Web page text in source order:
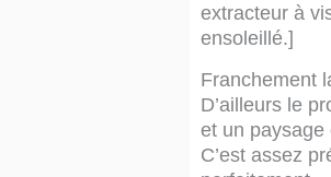
extracteur à
ensoleillé.]
Franchement
D’ailleurs le
et un paysage
C’est assez